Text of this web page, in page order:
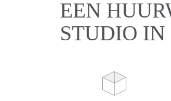
EEN
STUDIO